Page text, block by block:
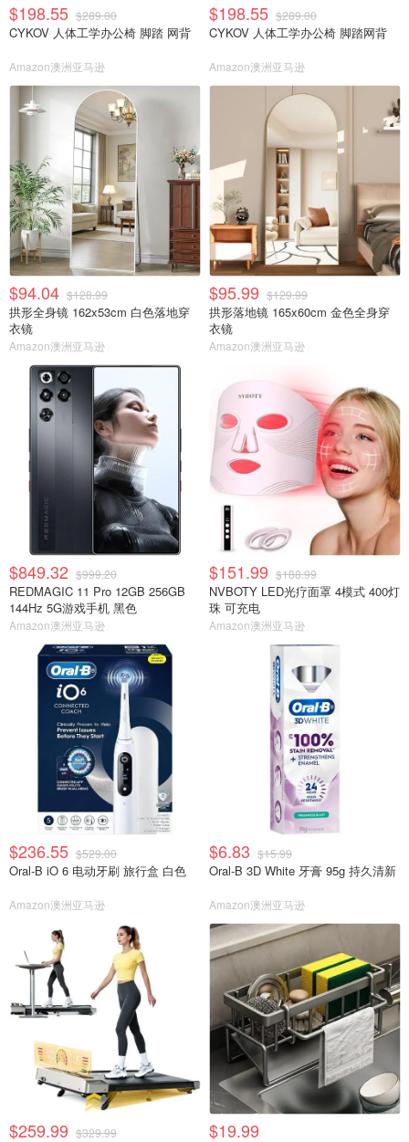
$198.55 $289.00
CYKOV 人体工学办公椅 脚踏 网背
Amazon澳洲亚马逊
$198.55 $289.00
CYKOV 人体工学办公椅 脚踏网背
Amazon澳洲亚马逊
$94.04 $128.99
拱形全身镜 162x53cm 白色落地穿
衣镜
Amazon澳洲亚马逊
$95.99 $129.99
拱形落地镜 165x60cm 金色全身穿
衣镜
Amazon澳洲亚马逊
$849.32 $999.20
REDMAGIC 11 Pro 12GB 256GB
144Hz 5G游戏手机 黑色
Amazon澳洲亚马逊
$151.99 $188.99
NVBOTY LED光疗面罩 4模式 400灯
珠 可充电
Amazon澳洲亚马逊
$236.55 $529.00
Oral-B iO 6 电动牙刷 旅行盒 白色
Amazon澳洲亚马逊
$6.83 $15.99
Oral-B 3D White 牙膏 95g 持久清新
Amazon澳洲亚马逊
$259.99 $329.99 $19.99